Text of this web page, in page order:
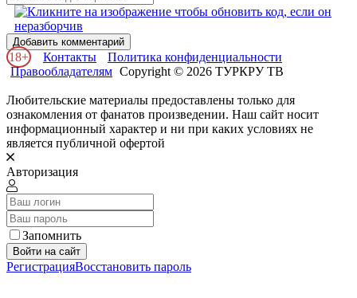
Добавить комментарий
18+ Контакты
Политика конфиденциальности
Правообладателям Copyright © 2026 ТУРКРУ ТВ
Любительские материалы предоставлены только для
ознакомления от фанатов произведении. Наш сайт носит
информационный характер и ни при каких условиях не
является публичной офертой
Авторизация
Запомнить
Войти на сайт
РегистрацияВосстановить пароль